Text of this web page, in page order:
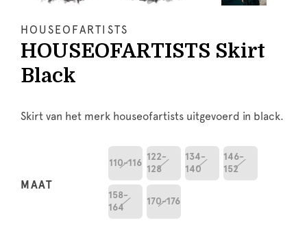
HOUSEOFARTISTS
HOUSEOFARTISTS Skirt
Black
Skirt van het merk houseofartists uitgevoerd in black.
MAAT
110-116
122-
128
134-
140
146-
152
158-
164
170-176